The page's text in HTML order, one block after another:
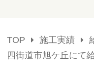
TOP 施工実績
四街道市旭ケ丘にて